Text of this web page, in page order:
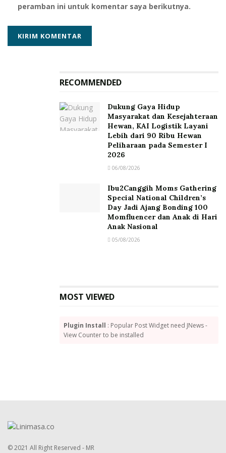
kemampuan berbahasa daerah sekaligus menjadi
pemenang tingkat provinsi nantinya akan melaju ke
ajang FTBI tingkat nasional.
harapan agar lebih banyak bahasa daerah yang dapat
tahun depan pihaknya berencana menambah satu
bahasa daerah baru, bahasa Benuaq, ke dalam
program pengembangan bahasa daerah di Kalimantan
“Melestarikan bahasa daerah berarti menjaga jati diri
seluruh masyarakat untuk menjadikan FTBI sebagai
gerakan bersama dalam memperkuat literasi dan
menumbuhkan rasa bangga terhadap budaya sendiri.
peramban ini untuk komentar saya berikutnya.
RECOMMENDED
Dukung Gaya Hidup
Masyarakat dan Kesejahteraan
Hewan, KAI Logistik Layani
Lebih dari 90 Ribu Hewan
Peliharaan pada Semester I
2026
06/08/2026
Ibu2Canggih Moms Gathering
Special National Children’s
Day Jadi Ajang Bonding 100
Momfluencer dan Anak di Hari
Anak Nasional
05/08/2026
MOST VIEWED
Plugin Install : Popular Post Widget need JNews -
View Counter to be installed
© 2021 All Right Reserved - MR